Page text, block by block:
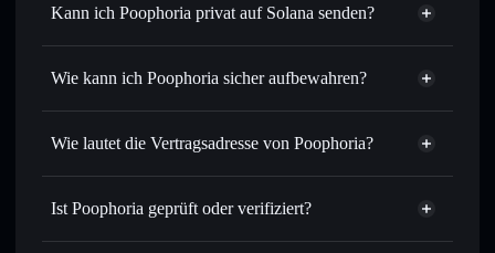
Sofort tauschen– handle POOPHORIA gegen SOL,
intelligentem Order Routing zum bestmöglichen Kurs
Limit-Orders setzen– automatisiere Trades zu deinem
per Durchschnittskosteneffekt in POOPHORIA einsteigen
Privat senden– übertrage POOPHORIA, ohne Wallets
integrierten Privacy Aggregators
In Echtzeit verfolgen– überwache Kurs, Volumen,
Kann ich Poophoria privat auf Solana senden?
Privacy
Wie kann ich Poophoria sicher aufbewahren?
Poophoria
Wie lautet die Vertragsadresse von Poophoria?
Poophoria
Ist Poophoria geprüft oder verifiziert?
Poophoria
derzeit nicht